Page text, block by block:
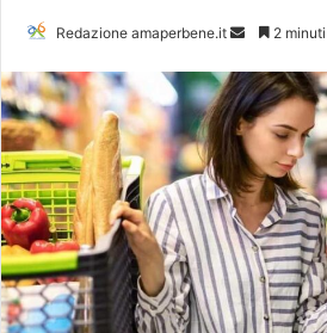
Redazione amaperbene.it
v
i
a
u
n
'
e
m
a
2